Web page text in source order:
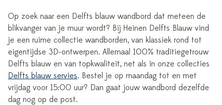
Op zoek naar een Delfts blauw wandbord dat meteen de
blikvanger van je muur wordt? Bij Heinen Delfts Blauw vind
je een ruime collectie wandborden, van klassiek rond tot
eigentijdse 3D-ontwerpen. Allemaal 100% traditiegetrouw
Delfts blauw en van topkwaliteit, net als in onze collecties
Delfts blauw servies. Bestel je op maandag tot en met
vrijdag voor 15:00 uur? Dan gaat jouw wandbord dezelfde
dag nog op de post.